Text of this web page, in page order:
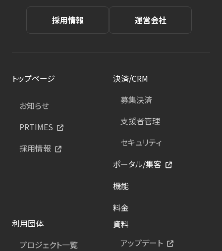
採用情報 運営会社
トップページ
お知らせ
PRTIMES
採用情報
決済/CRM
募集決済
支援者管理
セキュリティ
ポータル/集客
機能
料金
利用団体
プロジェクト一覧
資料
アップデート